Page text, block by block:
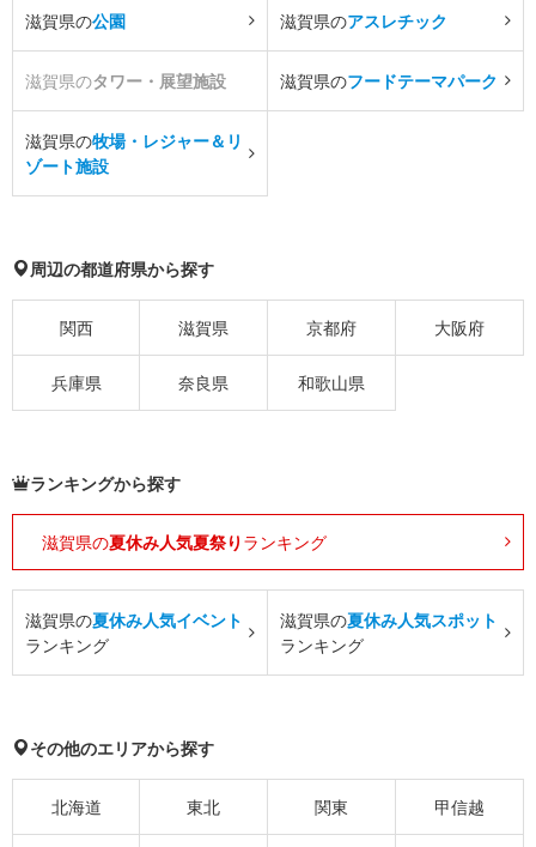
滋賀県の公園 滋賀県のアスレチック
滋賀県のタワー・展望施設 滋賀県のフードテーマパーク
滋賀県の牧場・レジャー＆リ
ゾート施設
周辺の都道府県から探す
関西 滋賀県 京都府 大阪府
兵庫県 奈良県 和歌山県
ランキングから探す
滋賀県の夏休み人気夏祭り ランキング
滋賀県の夏休み人気イベント
ランキング
滋賀県の夏休み人気スポット
ランキング
その他のエリアから探す
北海道 東北 関東 甲信越